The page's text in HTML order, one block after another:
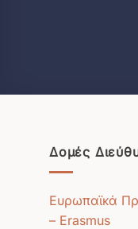
Δομές
Ευρωπαϊκά
– Erasmus